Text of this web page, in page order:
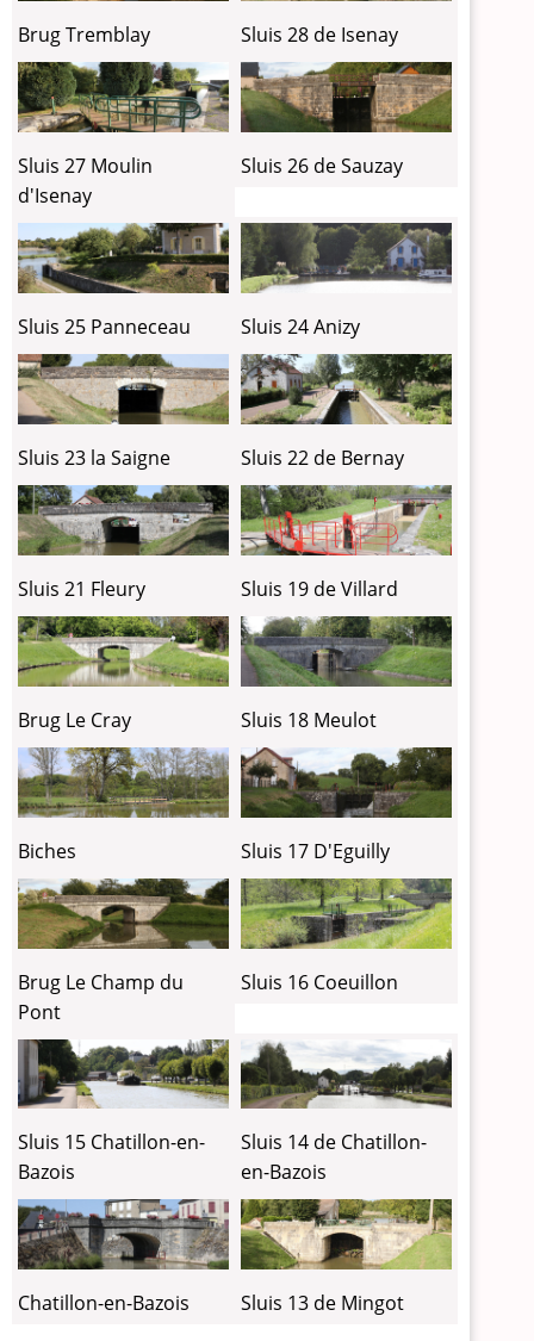
Brug Tremblay Sluis 28 de Isenay
Sluis 27 Moulin
d'Isenay
Sluis 26 de Sauzay
Sluis 25 Panneceau Sluis 24 Anizy
Sluis 23 la Saigne Sluis 22 de Bernay
Sluis 21 Fleury Sluis 19 de Villard
Brug Le Cray Sluis 18 Meulot
Biches Sluis 17 D'Eguilly
Brug Le Champ du
Pont
Sluis 16 Coeuillon
Sluis 15 Chatillon-en-
Bazois
Sluis 14 de Chatillon-
en-Bazois
Chatillon-en-Bazois Sluis 13 de Mingot